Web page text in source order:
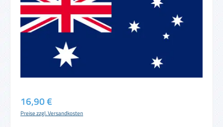
Regulärer Preis:
16,90 €
Preise zzgl. Versandkosten